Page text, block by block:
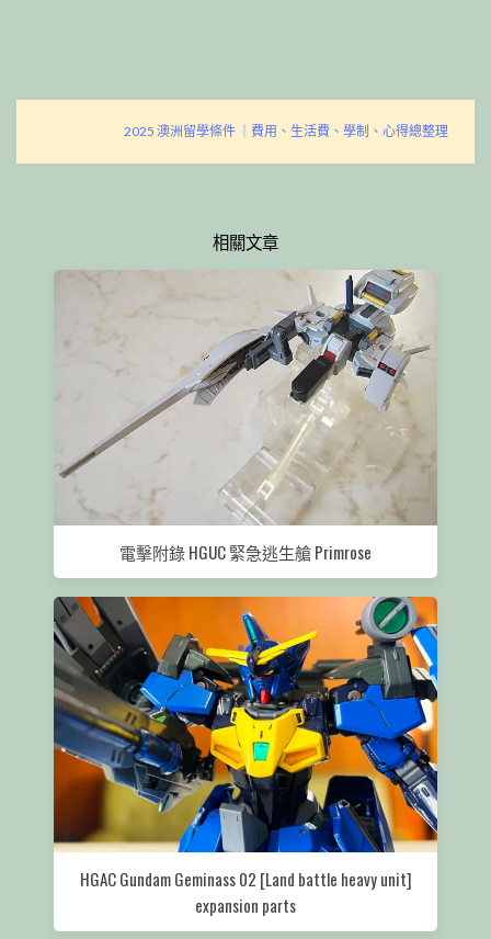
2025 澳洲留學條件 ｜費用、生活費、學制、心得總整理
相關文章
電擊附錄 HGUC 緊急逃生艙 Primrose
HGAC Gundam Geminass 02 [Land battle heavy unit]
expansion parts